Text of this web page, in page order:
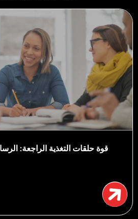
قوة حلقات التغذية الراجعة: